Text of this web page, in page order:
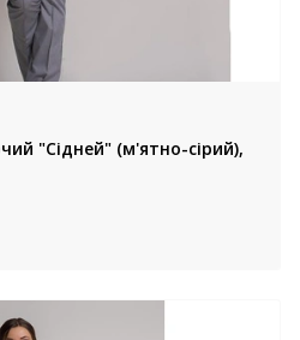
"Сідней" (м'ятно-сірий),